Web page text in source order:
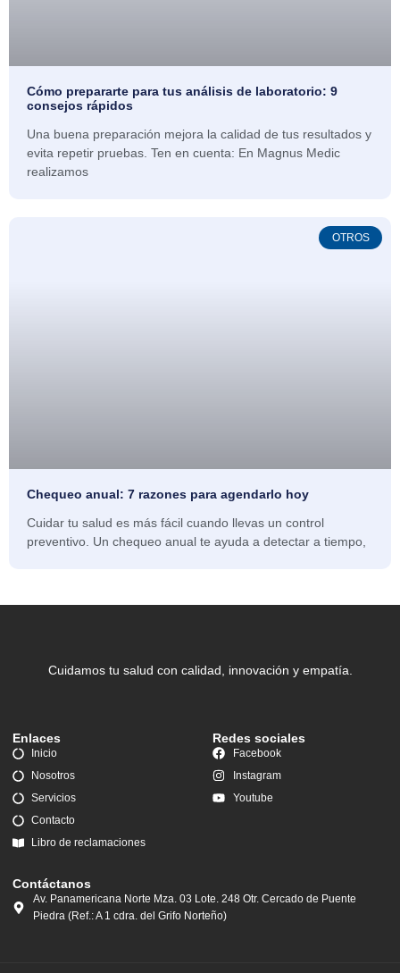
Cómo prepararte para tus análisis de laboratorio: 9
consejos rápidos
Una buena preparación mejora la calidad de tus resultados y
evita repetir pruebas. Ten en cuenta: En Magnus Medic
realizamos
OTROS
Chequeo anual: 7 razones para agendarlo hoy
Cuidar tu salud es más fácil cuando llevas un control
preventivo. Un chequeo anual te ayuda a detectar a tiempo,
Cuidamos tu salud con calidad, innovación y empatía.
Enlaces
Inicio
Nosotros
Servicios
Contacto
Libro de reclamaciones
Redes sociales
Facebook
Instagram
Youtube
Contáctanos
Av. Panamericana Norte Mza. 03 Lote. 248 Otr. Cercado de Puente
Piedra (Ref.: A 1 cdra. del Grifo Norteño)